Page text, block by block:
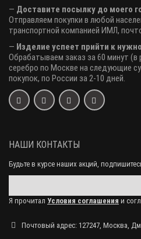
— Доставите посылку до моего
Отправляем покупки в любой
транспортной компанией ИМЛ,
— Изделие успеет прийти к
Обрабатываем заказ за 60 минут
серебро по Москве на следующие
покупок, по России за 2-10 дней.
НАШИ КОНТАКТЫ
Будьте в курсе наших акций,
Я прочитал Условия соглашения и
Почтовый адрес: 127247, Москва,